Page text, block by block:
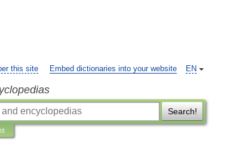
EN
this site Embed dictionaries into your website
Search!